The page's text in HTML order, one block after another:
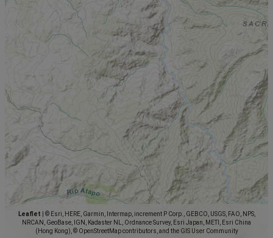
Leaflet
© Esri, HERE, Garmin, Intermap, increment P Corp., GEBCO, USGS, FAO, NPS,
NRCAN, GeoBase, IGN, Kadaster NL, Ordnance Survey, Esri Japan, METI, Esri China
(Hong Kong), © OpenStreetMap contributors, and the GIS User Community